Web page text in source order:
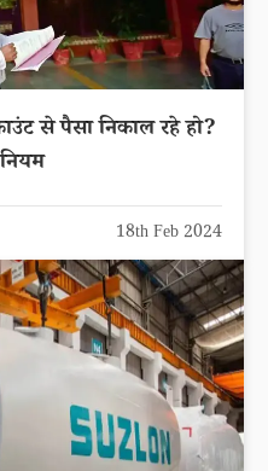
से पैसा निकाल रहे हो?
18th Feb 2024